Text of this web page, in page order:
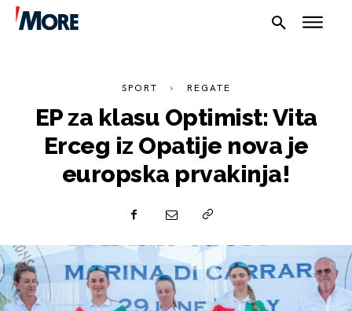
SPORT
PLOVILA
SPORT REGATE
EP za klasu Optimist: Vita
Erceg iz Opatije nova je
europska prvakinja!